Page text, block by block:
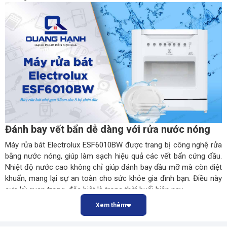
Đánh bay vết bẩn dễ dàng với rửa nước nóng
Máy rửa bát Electrolux ESF6010BW được trang bị công nghệ rửa
bằng nước nóng, giúp làm sạch hiệu quả các vết bẩn cứng đầu.
Nhiệt độ nước cao không chỉ giúp đánh bay dầu mỡ mà còn diệt
khuẩn, mang lại sự an toàn cho sức khỏe gia đình bạn. Điều này
cực kỳ quan trọng, đặc biệt là trong thời buổi hiện nay.
6 chương trình rửa khác nhau phù hợp nhu cầu
sử dụng của người dùng
Xem thêm
Đánh giá sản phẩm
Đánh giá Máy rửa bát Electrolux ESF6010BW QH4329
Rất tốt Tạm ổn Rất tệ
Điện Máy Quang Hạnh Hà Đông
128 Nguyễn Văn Lộc, Mộ Lao, Hà Đông, Hà Nội
024.6260.4488 - 024 6260 4466
Điện Máy Quang Hạnh Đống Đa
313 Giảng Võ, Đống Đa, Hà Nội
0981 569 875